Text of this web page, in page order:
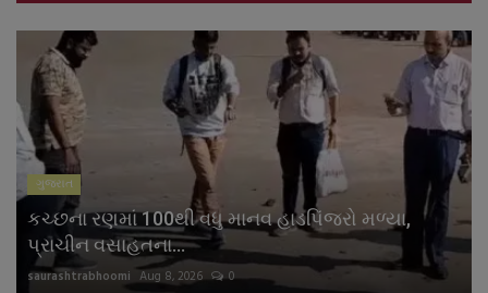
ગુજરાત
કચ્છના રણમાં 100થી વધુ માનવ હાડપિંજરો મળ્યા,
પ્રાચીન વસાહતના...
saurashtrabhoomi Aug 8, 2026 0